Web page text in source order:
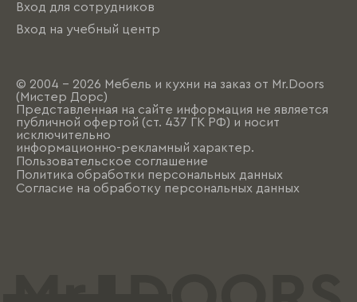
Вход для сотрудников
Вход на учебный центр
© 2004 - 2026 Мебель и кухни на заказ от Mr.Doors
(Мистер Дорс)
Представленная на сайте информация не является
публичной офертой (ст. 437 ГК РФ) и носит
исключительно
информационно-рекламный характер.
Пользовательское соглашение
Политика обработки персональных данных
Согласие на обработку персональных данных